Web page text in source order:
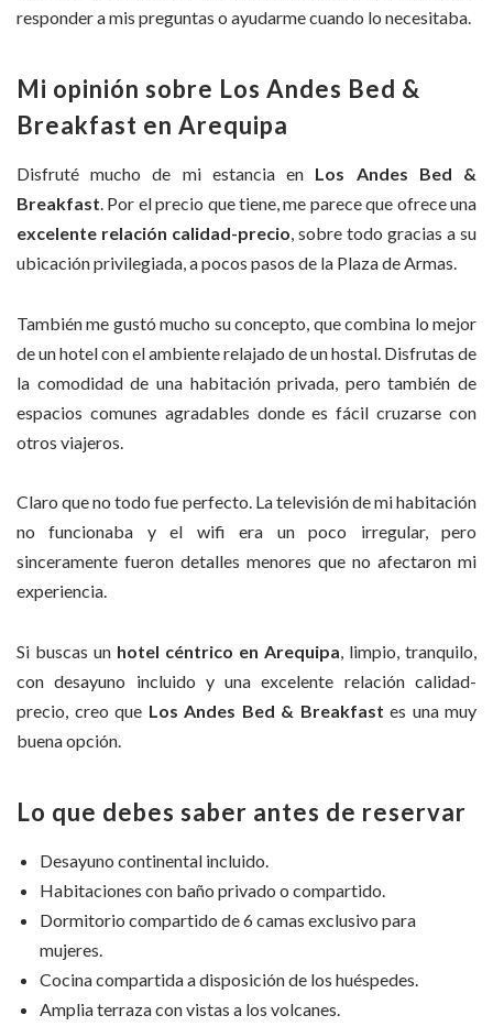
responder a mis preguntas o ayudarme cuando lo necesitaba.
Mi opinión sobre Los Andes Bed &
Breakfast en Arequipa
Disfruté mucho de mi estancia en Los Andes Bed &
Breakfast. Por el precio que tiene, me parece que ofrece una
excelente relación calidad-precio, sobre todo gracias a su
ubicación privilegiada, a pocos pasos de la Plaza de Armas.
También me gustó mucho su concepto, que combina lo mejor
de un hotel con el ambiente relajado de un hostal. Disfrutas de
la comodidad de una habitación privada, pero también de
espacios comunes agradables donde es fácil cruzarse con
otros viajeros.
Claro que no todo fue perfecto. La televisión de mi habitación
no funcionaba y el wifi era un poco irregular, pero
sinceramente fueron detalles menores que no afectaron mi
experiencia.
Si buscas un hotel céntrico en Arequipa , limpio, tranquilo,
con desayuno incluido y una excelente relación calidad-
precio, creo que Los Andes Bed & Breakfast es una muy
buena opción.
Lo que debes saber antes de reservar
Desayuno continental incluido.
Habitaciones con baño privado o compartido.
Dormitorio compartido de 6 camas exclusivo para
mujeres.
Cocina compartida a disposición de los huéspedes.
Amplia terraza con vistas a los volcanes.